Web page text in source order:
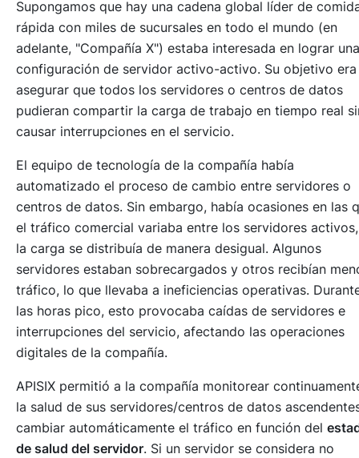
Supongamos que hay una cadena global líder de
rápida con miles de sucursales en todo el mundo (en
adelante, "Compañía X") estaba interesada en lograr una
configuración de servidor activo-activo. Su objetivo era
asegurar que todos los servidores o centros de datos
pudieran compartir la carga de trabajo en tiempo real
causar interrupciones en el servicio.
El equipo de tecnología de la compañía había
automatizado el proceso de cambio entre servidores o
centros de datos. Sin embargo, había ocasiones en las
el tráfico comercial variaba entre los servidores
la carga se distribuía de manera desigual. Algunos
servidores estaban sobrecargados y otros recibían
tráfico, lo que llevaba a ineficiencias operativas.
las horas pico, esto provocaba caídas de servidores e
interrupciones del servicio, afectando las operaciones
digitales de la compañía.
APISIX permitió a la compañía monitorear
la salud de sus servidores/centros de datos
cambiar automáticamente el tráfico en función del
de salud del servidor. Si un servidor se considera no